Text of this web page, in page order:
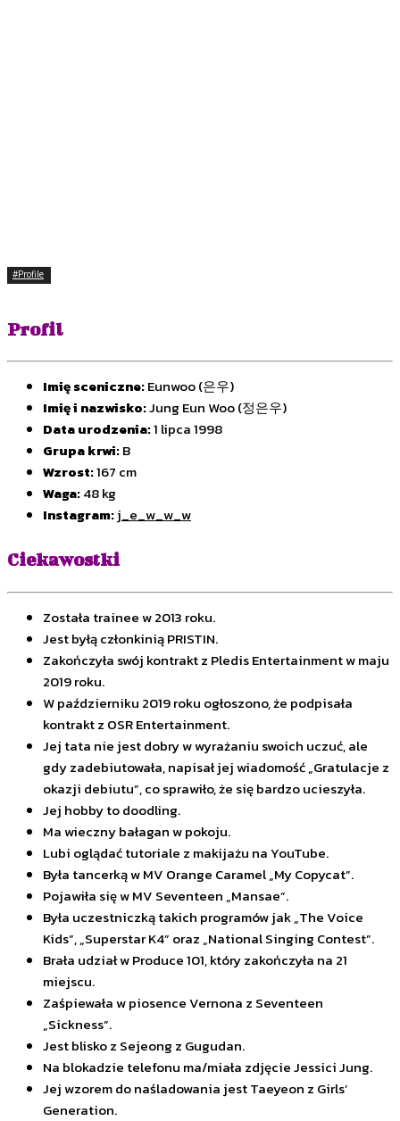
#Profile
Profil
Imię sceniczne:Eunwoo (은우)
Imię i nazwisko:Jung Eun Woo (정은우)
Data urodzenia:1 lipca 1998
Grupa krwi:B
Wzrost:167 cm
Waga:48 kg
Instagram:j_e_w_w_w
Ciekawostki
Została trainee w 2013 roku.
Jest byłą członkinią PRISTIN.
Zakończyła swój kontrakt z Pledis Entertainment w maju
2019 roku.
W październiku 2019 roku ogłoszono, że podpisała
kontrakt z OSR Entertainment.
Jej tata nie jest dobry w wyrażaniu swoich uczuć, ale
gdy zadebiutowała, napisał jej wiadomość „Gratulacje z
okazji debiutu”, co sprawiło, że się bardzo ucieszyła.
Jej hobby to doodling.
Ma wieczny bałagan w pokoju.
Lubi oglądać tutoriale z makijażu na YouTube.
Była tancerką w MV Orange Caramel „My Copycat”.
Pojawiła się w MV Seventeen „Mansae”.
Była uczestniczką takich programów jak „The Voice
Kids”, „Superstar K4” oraz „National Singing Contest”.
Brała udział w Produce 101, który zakończyła na 21
miejscu.
Zaśpiewała w piosence Vernona z Seventeen
„Sickness”.
Jest blisko z Sejeong z Gugudan.
Na blokadzie telefonu ma/miała zdjęcie Jessici Jung.
Jej wzorem do naśladowania jest Taeyeon z Girls’
Generation.